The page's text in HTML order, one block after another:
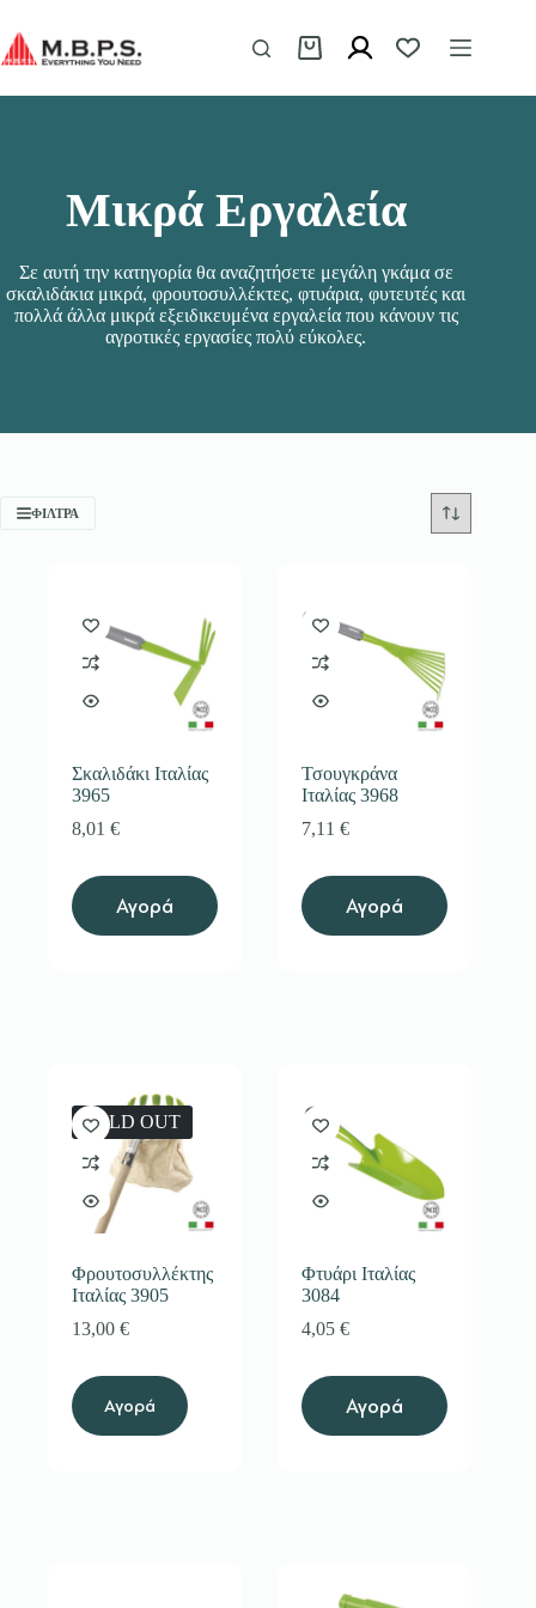
στο
περιεχόμενο
Καλάθι
Μικρά Εργαλεία
Σε αυτή την κατηγορία θα αναζητήσετε μεγάλη γκάμα σε
σκαλιδάκια μικρά, φρουτοσυλλέκτες, φτυάρια, φυτευτές και
πολλά άλλα μικρά εξειδικευμένα εργαλεία που κάνουν τις
αγροτικές εργασίες πολύ εύκολες.
ΦΊΛΤΡΑ
Σκαλιδάκι Ιταλίας
3965
8,01 €
Αγορά
Τσουγκράνα
Ιταλίας 3968
7,11€
Αγορά
SOLD OUT
Φρουτοσυλλέκτης
Ιταλίας 3905
13,00 €
Αγορά
Φτυάρι Ιταλίας
3084
4,05€
Αγορά